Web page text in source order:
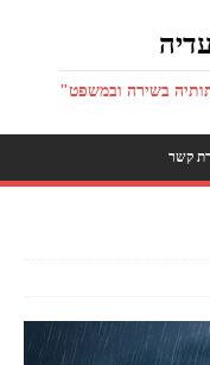
בשירה ובמשפט"
קשר